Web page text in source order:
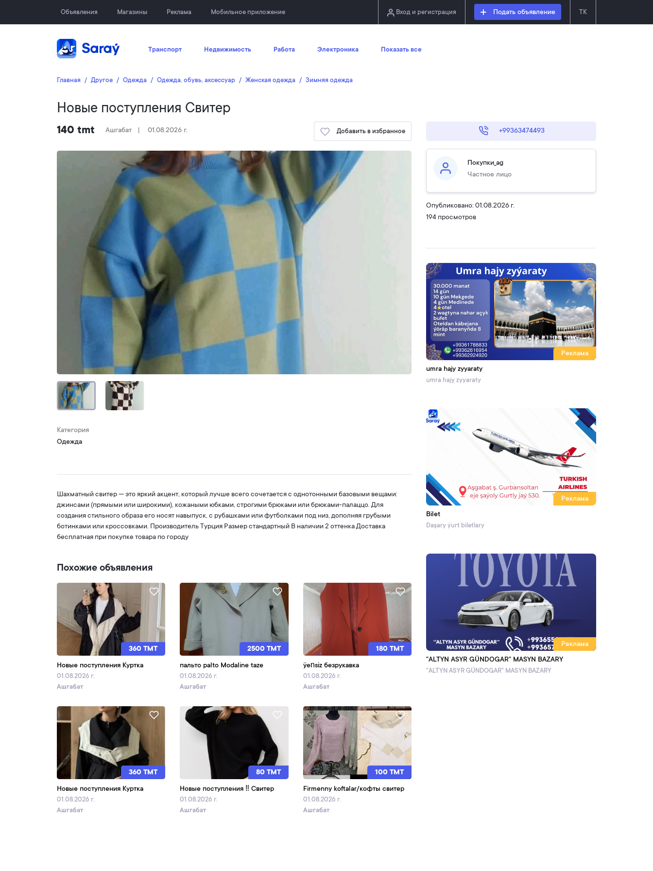
Объявления Магазины Реклама Мобильное приложение Вход и регистрация Подать объявление TK
Транспорт Недвижимость Работа Электроника Показать все
Главная Другое Oдежда Одежда, обувь, аксессуар Женская одежда Зимняя одежда
Новые поступления Свитер
140 tmt Ашгабат 01.08.2026 г. Добавить в избранное
Категория
Oдежда
Шахматный свитер — это яркий акцент, который лучше всего сочетается с однотонными базовыми вещами:
джинсами (прямыми или широкими), кожаными юбками, строгими брюками или брюками-палаццо. Для
создания стильного образа его носят навыпуск, с рубашками или футболками под низ, дополняя грубыми
ботинками или кроссовками. Производитель Турция Размер стандартный В наличии 2 оттенка Доставка
бесплатная при покупке товара по городу
Похожие объявления
360 TMT
Новые поступления Куртка
01.08.2026 г.
Ашгабат
2500 TMT
пальто palto Modaline taze
01.08.2026 г.
Ашгабат
180 TMT
ÿen̈siz безрукавка
01.08.2026 г.
Ашгабат
360 TMT
Новые поступления Куртка
01.08.2026 г.
Ашгабат
80 TMT
Новые поступления ‼️ Свитер
01.08.2026 г.
Ашгабат
100 TMT
Firmenny koftalar/кофты свитер
01.08.2026 г.
Ашгабат
+99363474493
Покупки_ag
Частное лицо
Опубликовано: 01.08.2026 г.
194 просмотров
Реклама
umra hajy zyyaraty
umra hajy zyyaraty
Реклама
Bilet
Daşary ýurt biletlary
Реклама
"ALTYN ASYR GÜNDOGAR" MASYN BAZARY
"ALTYN ASYR GÜNDOGAR" MASYN BAZARY